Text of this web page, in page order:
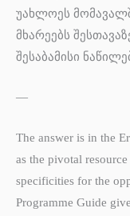
უახლოეს
მხარეებს
შესაბამისი
—
The answer is in the
as the pivotal
specificities for the
Programme Guide